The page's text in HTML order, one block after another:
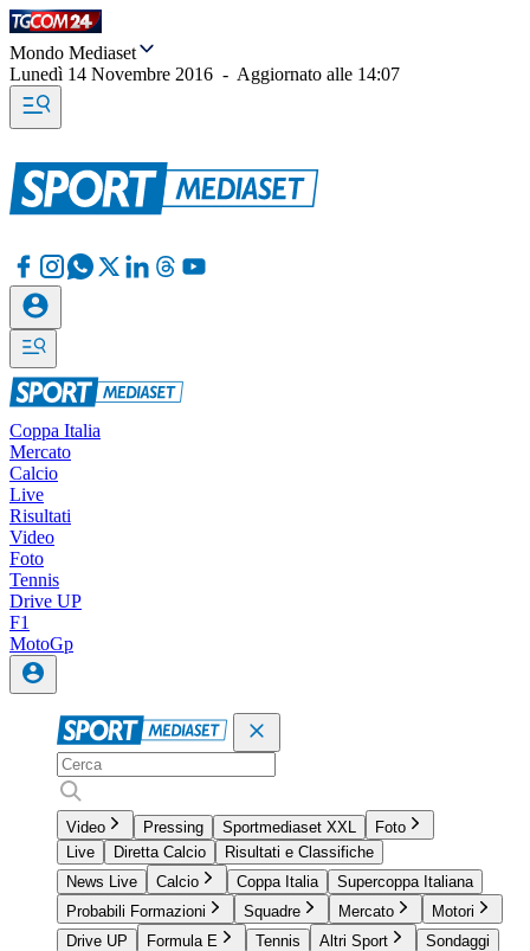
Mondo Mediaset
Lunedì 14 Novembre 2016 - Aggiornato alle 14:07
Coppa Italia
Mercato
Calcio
Live
Risultati
Video
Foto
Tennis
Drive UP
F1
MotoGp
Video Pressing Sportmediaset XXL
Foto
Live
Diretta Calcio
Risultati e Classifiche
News Live
Calcio Coppa Italia
Supercoppa Italiana
Probabili Formazioni
Squadre Mercato
Motori
Drive UP
Formula E Tennis Altri Sport
Sondaggi